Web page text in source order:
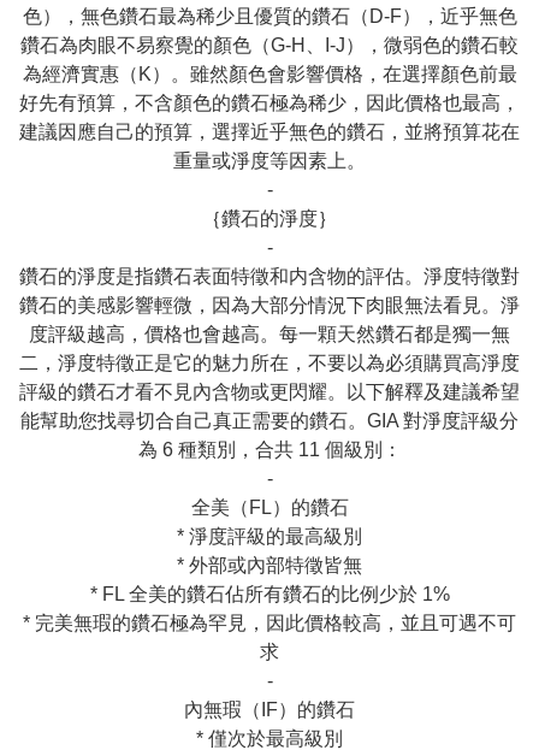
色），無色鑽石最為稀少且優質的鑽石（D-F），近乎無色
鑽石為肉眼不易察覺的顏色（G-H、I-J），微弱色的鑽石較
為經濟實惠（K）。雖然顏色會影響價格，在選擇顏色前最
好先有預算，不含顏色的鑽石極為稀少，因此價格也最高，
建議因應自己的預算，選擇近乎無色的鑽石，並將預算花在
重量或淨度等因素上。
-
｛鑽石的淨度｝
-
鑽石的淨度是指鑽石表面特徵和内含物的評估。淨度特徵對
鑽石的美感影響輕微，因為大部分情況下肉眼無法看見。淨
度評級越高，價格也會越高。每一顆天然鑽石都是獨一無
二，淨度特徵正是它的魅力所在，不要以為必須購買高淨度
評級的鑽石才看不見內含物或更閃耀。以下解釋及建議希望
能幫助您找尋切合自己真正需要的鑽石。GIA 對淨度評級分
為 6 種類別，合共 11 個級別：
-
全美（FL）的鑽石
* 淨度評級的最高級別
* 外部或內部特徵皆無
* FL 全美的鑽石佔所有鑽石的比例少於 1%
* 完美無瑕的鑽石極為罕見，因此價格較高，並且可遇不可
求
-
內無瑕（IF）的鑽石
* 僅次於最高級別